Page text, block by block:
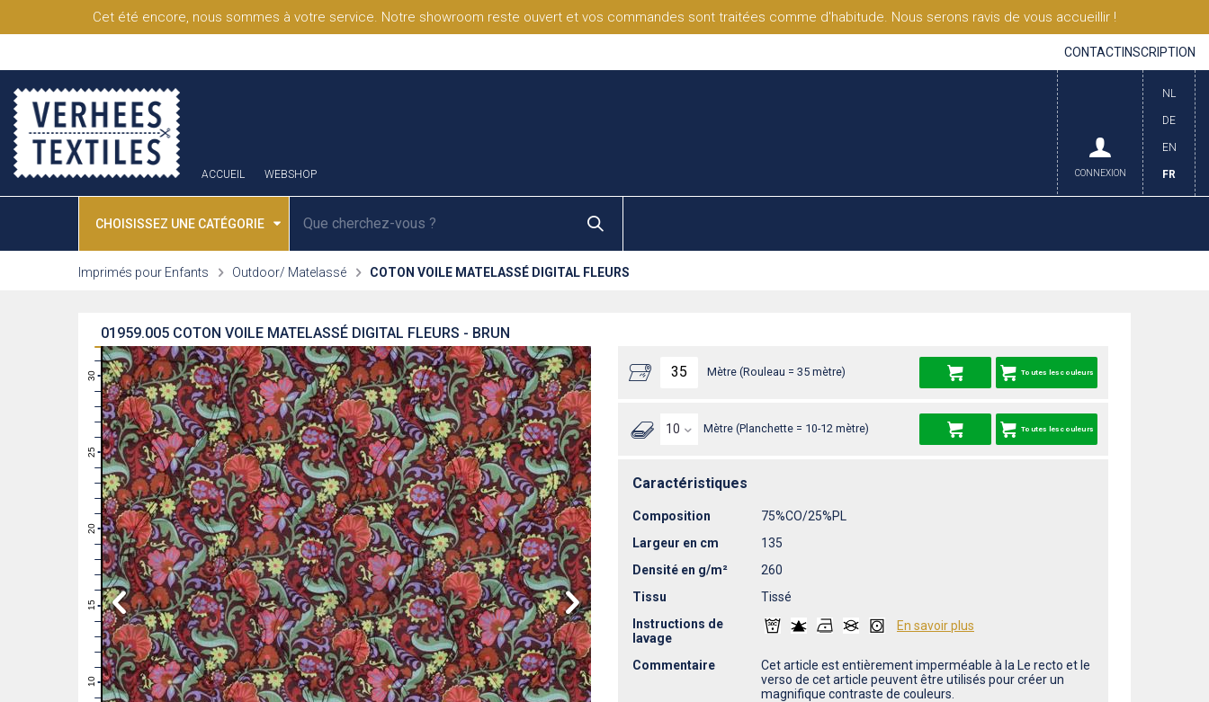
Cet été encore, nous sommes à votre service. Notre showroom reste ouvert et vos commandes sont traitées comme d'habitude. Nous serons ravis de vous accueillir !
CONTACT INSCRIPTION
ACCUEIL WEBSHOP
NL
DE
EN
FR
CONNEXION
CHOISISSEZ UNE CATÉGORIE
Imprimés pour Enfants Outdoor/ Matelassé COTON VOILE MATELASSÉ DIGITAL FLEURS
COTON VOILE MATELASSÉ DIGITAL FLEURS - BRUN
01959.005
9
10
11
12
13
14
15
16
17
18
19
20
21
22
23
24
25
26
27
28
29
30
31
Mètre (Rouleau = 35 mètre) Toutes les couleurs
Mètre (Planchette = 10-12 mètre) Toutes les couleurs
Caractéristiques
Composition
75%CO/25%PL
Largeur en cm
135
Densité en g/m²
260
Tissu
Tissé
Instructions de
lavage
En savoir plus
Commentaire
Cet article est entièrement imperméable à la Le recto et le
verso de cet article peuvent être utilisés pour créer un
magnifique contraste de couleurs.